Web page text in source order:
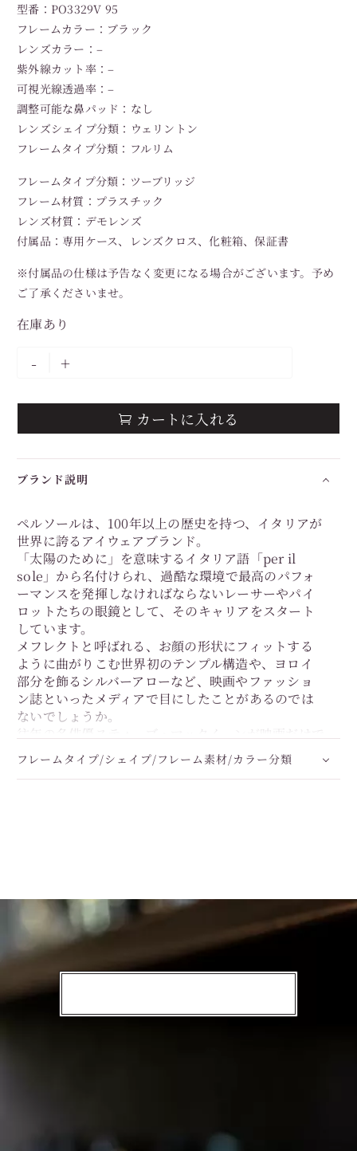
型番：PO3329V 95
フレームカラー：ブラック
レンズカラー：–
紫外線カット率：–
可視光線透過率：–
調整可能な鼻パッド：なし
レンズシェイプ分類：ウェリントン
フレームタイプ分類：フルリム
フレームタイプ分類：ツーブリッジ
フレーム材質：プラスチック
レンズ材質：デモレンズ
付属品：専用ケース、レンズクロス、化粧箱、保証書
※付属品の仕様は予告なく変更になる場合がございます。予め
ご了承くださいませ。
在庫あり
- +
 カートに入れる
ブランド説明
ペルソールは、100年以上の歴史を持つ、イタリアが
世界に誇るアイウェアブランド。
「太陽のために」を意味するイタリア語「per il
sole」から名付けられ、過酷な環境で最高のパフォ
ーマンスを発揮しなければならないレーサーやパイ
ロットたちの眼鏡として、そのキャリアをスタート
しています。
メフレクトと呼ばれる、お顔の形状にフィットする
ように曲がりこむ世界初のテンプル構造や、ヨロイ
部分を飾るシルバーアローなど、映画やファッショ
ン誌といったメディアで目にしたことがあるのでは
ないでしょうか。
往年の名俳優スティーブ・マックイーンが映画だけで
なくプライベートでも着用したことでも知られてい
ます。
ム。
イタリアの職人によるアイウェアの世界観をぜひご
堪能ください。
フレームタイプ/シェイプ/フレーム素材/カラー分類